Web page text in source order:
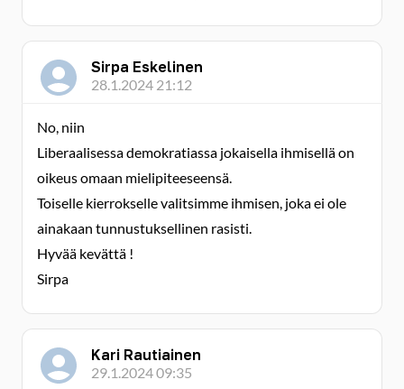
Sirpa Eskelinen
28.1.2024 21:12
No, niin
Liberaalisessa demokratiassa jokaisella ihmisellä on
oikeus omaan mielipiteeseensä.
Toiselle kierrokselle valitsimme ihmisen, joka ei ole
ainakaan tunnustuksellinen rasisti.
Hyvää kevättä !
Sirpa
Kari Rautiainen
29.1.2024 09:35